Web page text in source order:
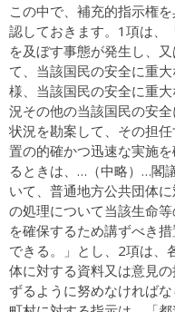
この中で、補充的指示権
認しておきます。1項は、
を及ぼす事態が発生し、
て、当該国民の安全に重
様、当該国民の安全に重
況その他の当該国民の安
状況を勘案して、その担
置の的確かつ迅速な実施
るときは、…（中略）…閣
いて、普通地方公共団体
の処理について当該生命
を確保するため講ずべき
できる。」とし、2項は、
体に対する資料又は意見
ずるように努めなければ